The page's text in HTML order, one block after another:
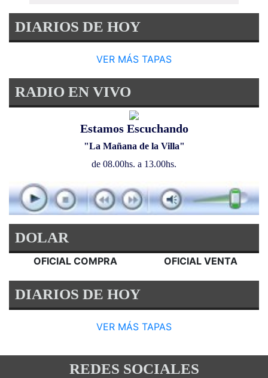
DIARIOS DE HOY
VER MÁS TAPAS
RADIO EN VIVO
Estamos Escuchando
"La Mañana de la Villa"
de 08.00hs. a 13.00hs.
DOLAR
OFICIAL COMPRA OFICIAL VENTA
DIARIOS DE HOY
VER MÁS TAPAS
REDES SOCIALES